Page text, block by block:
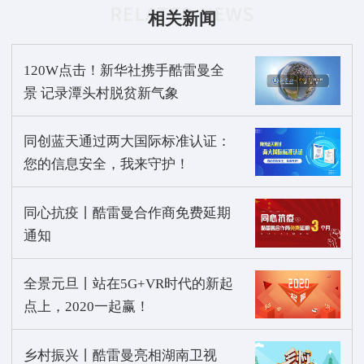
相关新闻
120W点击！新华社携手酷雷曼全
景 记录潭头村脱贫新气象
同创蓝天通过两大国际标准认证：
您的信息安全，我来守护！
同心抗疫丨酷雷曼合作商免费延期
通知
全景元旦丨站在5G+VR时代的新起
点上，2020一起赢！
乡村振兴丨酷雷曼亮相湖南卫视